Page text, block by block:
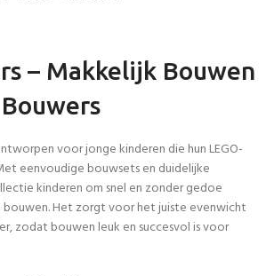
– Makkelijk Bouwen
voor jonge kinderen die hun LEGO-
eenvoudige bouwsets en duidelijke
kinderen om snel en zonder gedoe
Het zorgt voor het juiste evenwicht
zodat bouwen leuk en succesvol is voor